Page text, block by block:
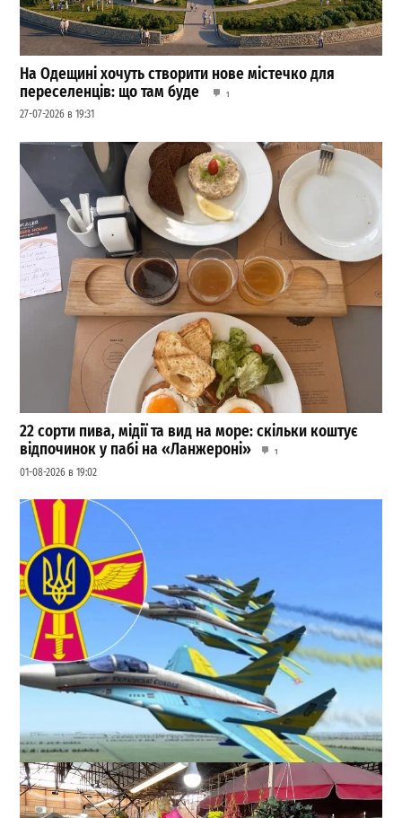
На Одещині хочуть створити нове містечко для
переселенців: що там буде
1
27-07-2026 в 19:31
22 сорти пива, мідії та вид на море: скільки коштує
відпочинок у пабі на «Ланжероні»
1
01-08-2026 в 19:02
Україна відзначає День Повітряних сил ЗСУ: хто
сьогодні приймає вітання
0